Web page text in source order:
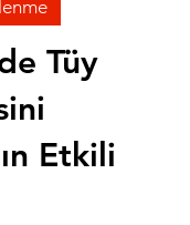
Tüy
Etkili